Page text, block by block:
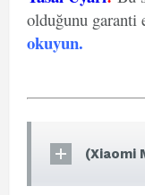
olduğunu garanti
okuyun.
(Xiaomi